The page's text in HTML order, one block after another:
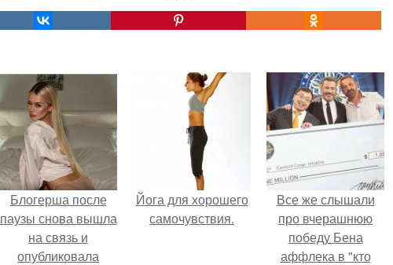
Блогерша после
паузы снова вышла
на связь и
опубликовала
Йога для хорошего
самочувствия.
Все же слышали
про вчерашнюю
победу Бена
аффлека в "кто